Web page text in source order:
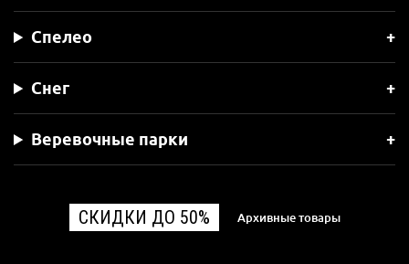
Спелео
Снег
Веревочные парки
СКИДКИ ДО 50% Архивные товары